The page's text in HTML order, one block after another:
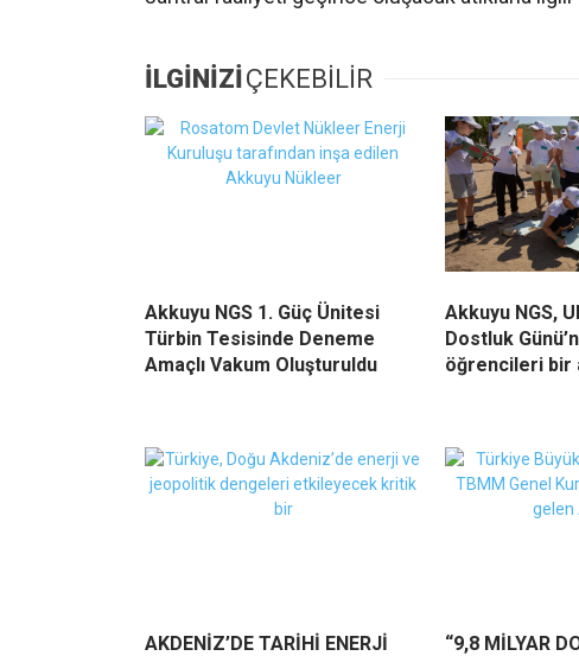
İLGİNİZİÇEKEBİLİR
Akkuyu NGS 1. Güç Ünitesi
Türbin Tesisinde Deneme
Amaçlı Vakum Oluşturuldu
Akkuyu NGS,
Dostluk
öğrencileri bir
AKDENİZ’DE TARİHİ ENERJİ
“9,8 MİLYAR